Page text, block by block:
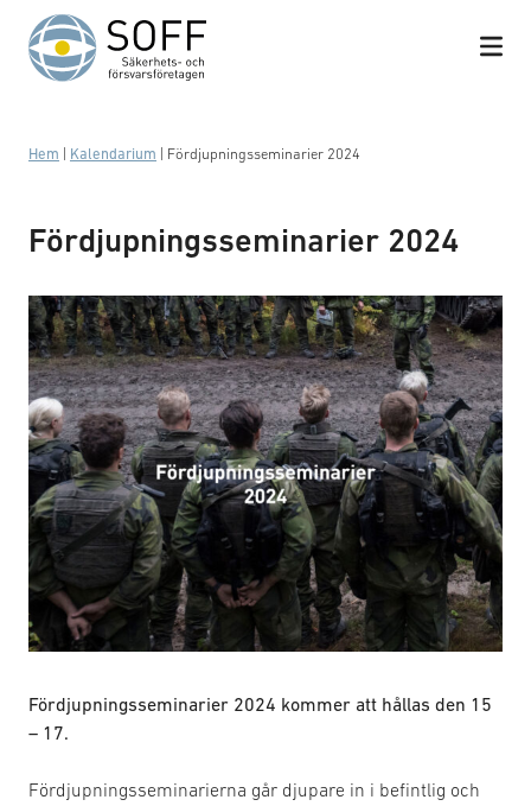
Hoppa till innehåll
Hem Kalendarium Fördjupningsseminarier 2024
Fördjupningsseminarier 2024
Fördjupningsseminarier 2024 kommer att hållas den 15
– 17.
Fördjupningsseminarierna går djupare in i befintlig och